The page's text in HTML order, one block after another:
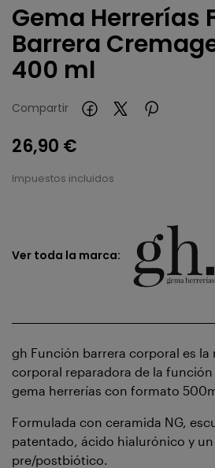
Gema Herrerías
Barrera
400 ml
Compartir
26,90 €
Impuestos incluidos
Ver toda la marca:
gh Función barrera corporal es la
corporal reparadora de la
gema herrerías con formato
Formulada con ceramida NG,
patentado, ácido hialurónico y
pre/postbiótico.